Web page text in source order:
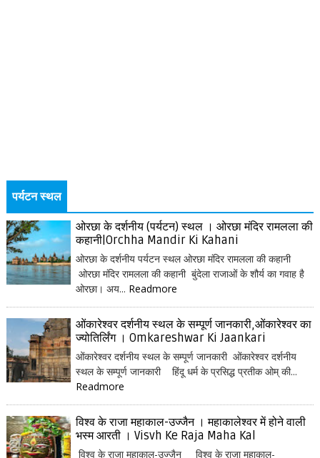
पर्यटन स्थल
ओरछा के दर्शनीय (पर्यटन) स्थल । ओरछा मंदिर रामलला की
कहानी|Orchha Mandir Ki Kahani
ओरछा के दर्शनीय पर्यटन स्थल ओरछा मंदिर रामलला की कहानी
ओरछा मंदिर रामलला की कहानी बुंदेला राजाओं के शौर्य का गवाह है
ओरछा। अय... Readmore
ओंकारेश्वर दर्शनीय स्थल के सम्पूर्ण जानकारी,ओंकारेश्वर का
ज्योतिर्लिंग । Omkareshwar Ki Jaankari
ओंकारेश्वर दर्शनीय स्थल के सम्पूर्ण जानकारी ओंकारेश्वर दर्शनीय
स्थल के सम्पूर्ण जानकारी हिंदू धर्म के प्रसिद्ध प्रतीक ओम् की...
Readmore
विश्व के राजा महाकाल-उज्जैन । महाकालेश्वर में होने वाली
भस्म आरती । Visvh Ke Raja Maha Kal
विश्व के राजा महाकाल-उज्जैन विश्व के राजा महाकाल-